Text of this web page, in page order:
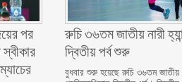
পর
রুচি ৩৬তম জাতীয় নারী
দ্বিতীয় পর্ব শুরু
বুধবার শুরু হয়েছে রুচি ৩৬তম জাতীয়